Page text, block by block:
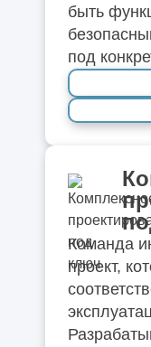
быть
под
Команда
проект,